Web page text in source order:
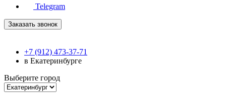
Telegram
Заказать звонок
+7 (912) 473-37-71
в Екатеринбурге
Выберите город